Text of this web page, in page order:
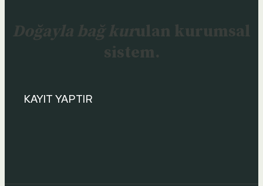
Doğayla bağ kurulan kurumsal
sistem.
KAYIT YAPTIR